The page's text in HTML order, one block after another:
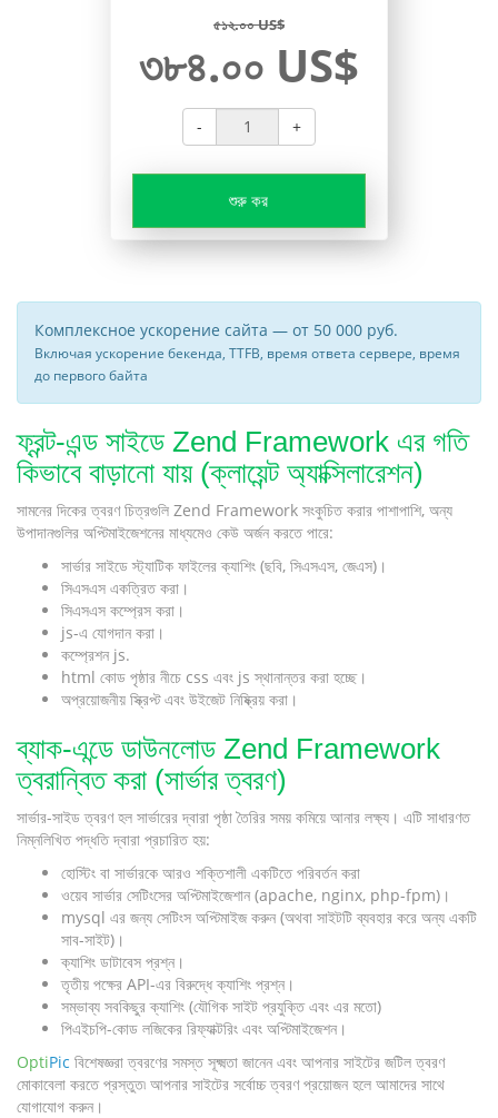
৫১২.০০ US$
৩৮৪.০০ US$
- +
শুরু কর
Комплексное ускорение сайта — от 50 000 руб.
Включая ускорение бекенда, TTFB, время ответа сервере, время
до первого байта
ফ্রন্ট-এন্ড সাইডে Zend Framework এর গতি
কিভাবে বাড়ানো যায় (ক্লায়েন্ট অ্যাক্সিলারেশন)
সামনের দিকের ত্বরণ চিত্রগুলি Zend Framework সংকুচিত করার পাশাপাশি, অন্য
উপাদানগুলির অপ্টিমাইজেশনের মাধ্যমেও কেউ অর্জন করতে পারে:
সার্ভার সাইডে স্ট্যাটিক ফাইলের ক্যাশিং (ছবি, সিএসএস, জেএস)।
সিএসএস একত্রিত করা।
সিএসএস কম্প্রেস করা।
js-এ যোগদান করা।
কম্প্রেশন js.
html কোড পৃষ্ঠার নীচে css এবং js স্থানান্তর করা হচ্ছে।
অপ্রয়োজনীয় স্ক্রিপ্ট এবং উইজেট নিষ্ক্রিয় করা।
ব্যাক-এন্ডে ডাউনলোড Zend Framework
ত্বরান্বিত করা (সার্ভার ত্বরণ)
সার্ভার-সাইড ত্বরণ হল সার্ভারের দ্বারা পৃষ্ঠা তৈরির সময় কমিয়ে আনার লক্ষ্য। এটি সাধারণত
নিম্নলিখিত পদ্ধতি দ্বারা প্রচারিত হয়:
হোস্টিং বা সার্ভারকে আরও শক্তিশালী একটিতে পরিবর্তন করা
ওয়েব সার্ভার সেটিংসের অপ্টিমাইজেশান (apache, nginx, php-fpm)।
mysql এর জন্য সেটিংস অপ্টিমাইজ করুন (অথবা সাইটটি ব্যবহার করে অন্য একটি
সাব-সাইট)।
ক্যাশিং ডাটাবেস প্রশ্ন।
তৃতীয় পক্ষের API-এর বিরুদ্ধে ক্যাশিং প্রশ্ন।
সম্ভাব্য সবকিছুর ক্যাশিং (যৌগিক সাইট প্রযুক্তি এবং এর মতো)
পিএইচপি-কোড লজিকের রিফ্যাক্টরিং এবং অপ্টিমাইজেশন।
OptiPic বিশেষজ্ঞরা ত্বরণের সমস্ত সূক্ষ্মতা জানেন এবং আপনার সাইটের জটিল ত্বরণ
মোকাবেলা করতে প্রস্তুত৷ আপনার সাইটের সর্বোচ্চ ত্বরণ প্রয়োজন হলে আমাদের সাথে
যোগাযোগ করুন।